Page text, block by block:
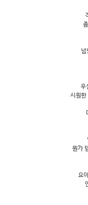
넘
우
시원한
뭔가
요